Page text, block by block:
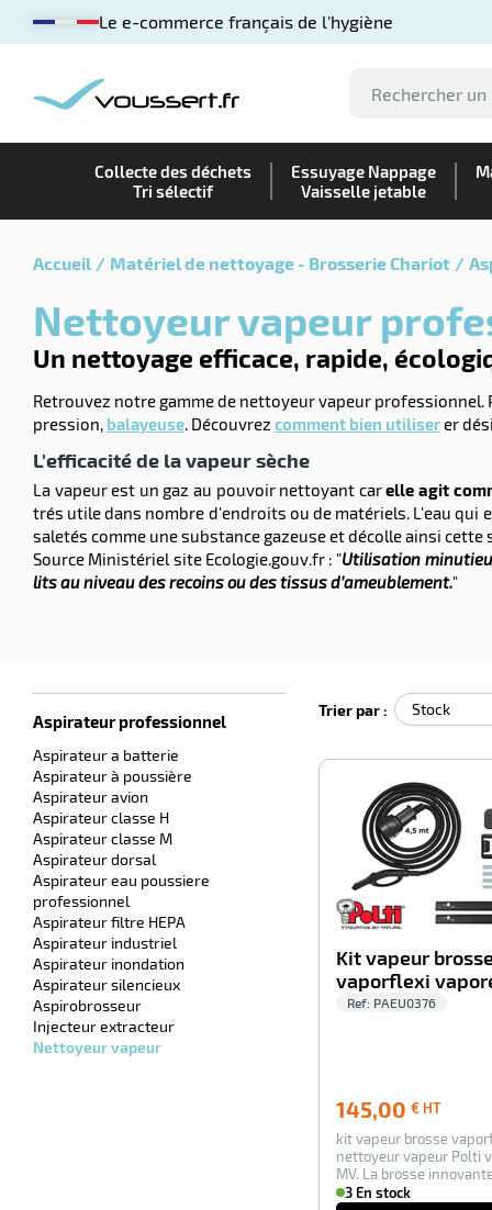
Le e-commerce français de l'hygiène
Collecte des déchets
Tri sélectif
Essuyage Nappage
Vaisselle jetable
Accueil Matériel de nettoyage - Brosserie Chariot
Nettoyeur vapeur
Un nettoyage efficace, rapide,
Retrouvez notre gamme de nettoyeur vapeur
pression, balayeuse. Découvrez comment bien utiliserer
L'efficacité de la vapeur sèche
La vapeur est un gaz au pouvoir nettoyant carelle agit
trés utile dans nombre d'endroits ou de matériels. L'eau qui
saletés comme une substance gazeuse et décolle ainsi
Source Ministériel site Ecologie.gouv.fr : "Utilisation
lits au niveau des recoins ou des tissus d’ameublement."
Trier par :
Aspirateur professionnel
Aspirateur a batterie
Aspirateur à poussière
Aspirateur avion
Aspirateur classe H
Aspirateur classe M
Aspirateur dorsal
Aspirateur eau poussiere
professionnel
Aspirateur filtre HEPA
Aspirateur industriel
Aspirateur inondation
Aspirateur silencieux
Aspirobrosseur
Injecteur extracteur
Nettoyeur vapeur
Kit vapeur brosse
vaporflexi
Ref: PAEU0376
145,00 € HT
HT
kit vapeur brosse
nettoyeur vapeur Polti
MV. La brosse
s’u…
3 En stock